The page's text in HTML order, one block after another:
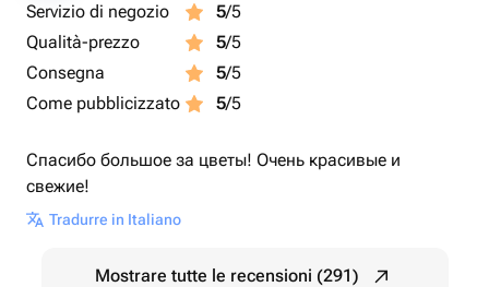
Servizio di negozio 5/5
Qualità-prezzo
5/5
Consegna
5/5
Come pubblicizzato
5/5
Спасибо большое за цветы! Очень красивые и
свежие!
Tradurre in Italiano
Mostrare tutte le recensioni (291)